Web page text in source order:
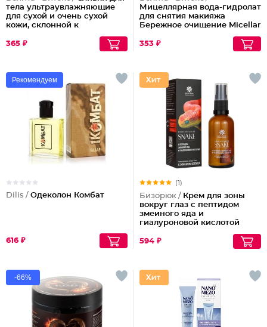
тела ультраувлажняющие
для сухой и очень сухой
кожи, склонной к
Panthenol Urea
365 ₽
Мицеллярная вода-гидролат
для снятия макияжа
Бережное очищение Micellar
353 ₽
Рекомендуем
Dilis / Одеколон Комбат
616 ₽
(1)
Бизорюк / Крем для зоны
вокруг глаз с пептидом
змеиного яда и
гиалуроновой кислотой
594 ₽
-66%